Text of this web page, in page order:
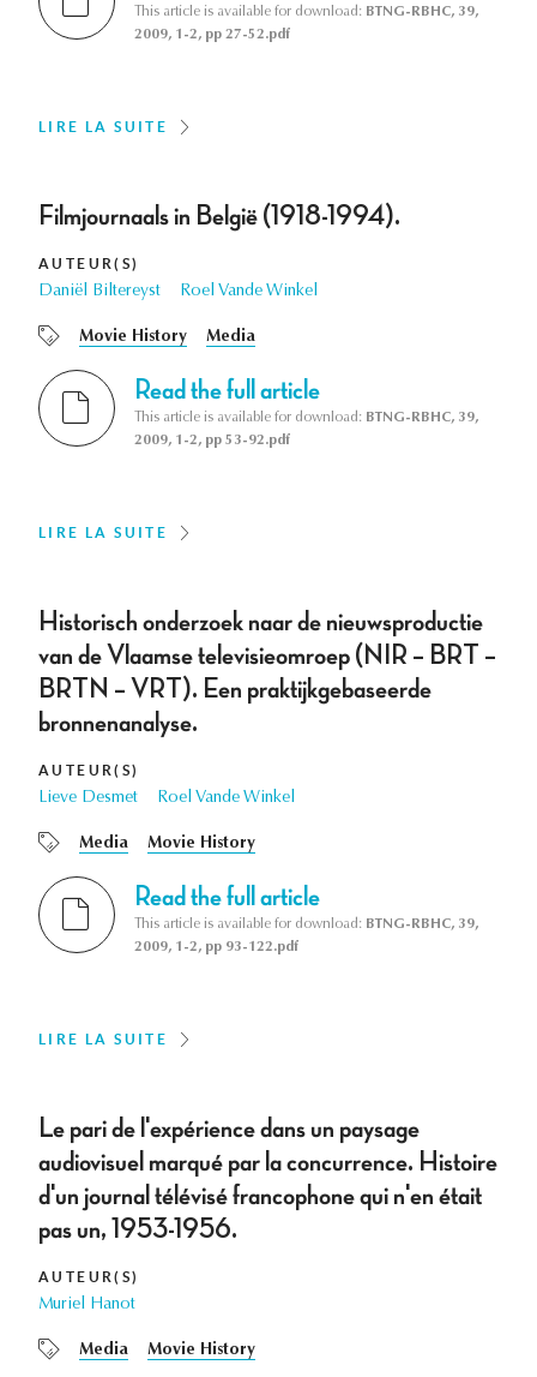
This article is available for download: BTNG-RBHC, 39,
2009, 1-2, pp 27-52.pdf
LIRE LA SUITE
Filmjournaals in België (1918-1994).
AUTEUR(S)
Daniël Biltereyst Roel Vande Winkel
Movie History Media
Read the full article
This article is available for download: BTNG-RBHC, 39,
2009, 1-2, pp 53-92.pdf
LIRE LA SUITE
Historisch onderzoek naar de nieuwsproductie
van de Vlaamse televisieomroep (NIR – BRT –
BRTN – VRT). Een praktijkgebaseerde
bronnenanalyse.
AUTEUR(S)
Lieve Desmet Roel Vande Winkel
Media Movie History
Read the full article
This article is available for download: BTNG-RBHC, 39,
2009, 1-2, pp 93-122.pdf
LIRE LA SUITE
Le pari de l'expérience dans un paysage
audiovisuel marqué par la concurrence. Histoire
d'un journal télévisé francophone qui n'en était
pas un, 1953-1956.
AUTEUR(S)
Muriel Hanot
Media Movie History